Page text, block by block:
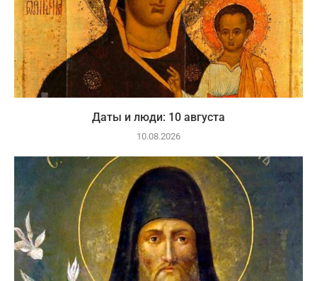
Даты и люди: 10 августа
10.08.2026